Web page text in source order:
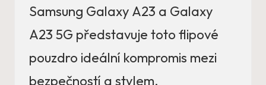
Samsung Galaxy A23 a Galaxy
A23 5G představuje toto flipové
pouzdro ideální kompromis mezi
bezpečností a stylem.